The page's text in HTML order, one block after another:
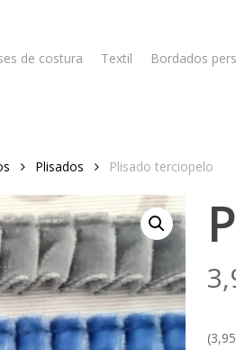
de costura Textil Bordados
Plisados Plisado terciopelo